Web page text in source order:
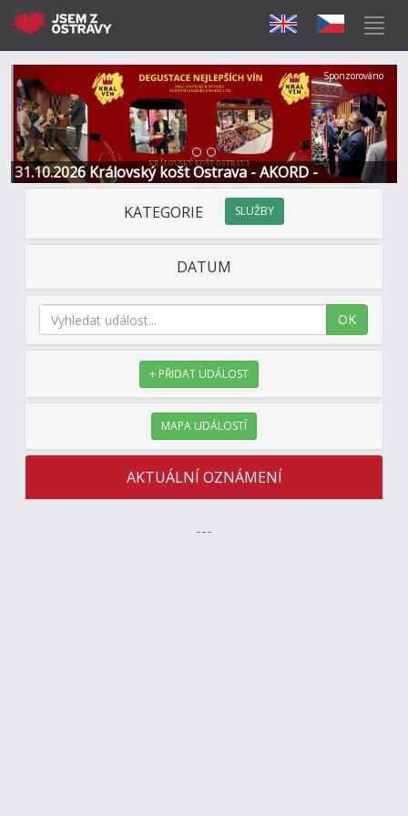
31.10.2026 Královský košt Ostrava - AKORD -
Restaurace a Hotel
Předchozí Další
Sponzorováno
KATEGORIE SLUŽBY
DATUM
OK
+ PŘIDAT UDÁLOST
MAPA UDÁLOSTÍ
AKTUÁLNÍ OZNÁMENÍ
---